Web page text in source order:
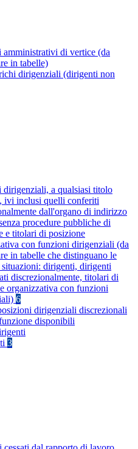
amministrativi di vertice (da
in tabelle)
dirigenziali (dirigenti non
dirigenziali, a qualsiasi titolo
ivi inclusi quelli conferiti
dall'organo di indirizzo
procedure pubbliche di
e titolari di posizione
con funzioni dirigenziali (da
in tabelle che distinguano le
situazioni: dirigenti, dirigenti
discrezionalmente, titolari di
organizzativa con funzioni
6
dirigenziali discrezionali
disponibili
3